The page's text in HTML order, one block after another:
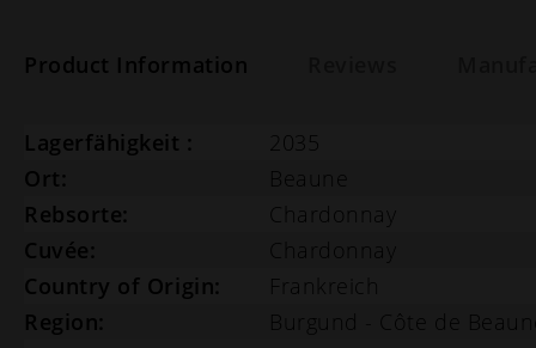
Product Information
Lagerfähigkeit :
2035
Ort:
Beaune
Rebsorte:
Chardonnay
Cuvée:
Chardonnay
Country of Origin:
Frankreich
Region:
Burgund - Côte de Beaune